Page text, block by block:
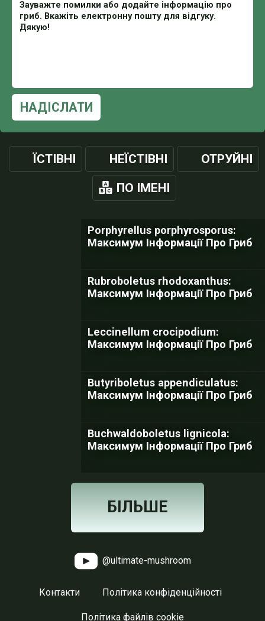
НАДІСЛАТИ
ЇСТІВНІ НЕЇСТІВНІ ОТРУЙНІ
ПО ІМЕНІ
Porphyrellus porphyrosporus:
Максимум Інформації Про Гриб
Rubroboletus rhodoxanthus:
Максимум Інформації Про Гриб
Leccinellum crocipodium:
Максимум Інформації Про Гриб
Butyriboletus appendiculatus:
Максимум Інформації Про Гриб
Buchwaldoboletus lignicola:
Максимум Інформації Про Гриб
БІЛЬШЕ
@ultimate-mushroom
Контакти Політика конфіденційності
Політика файлів cookie